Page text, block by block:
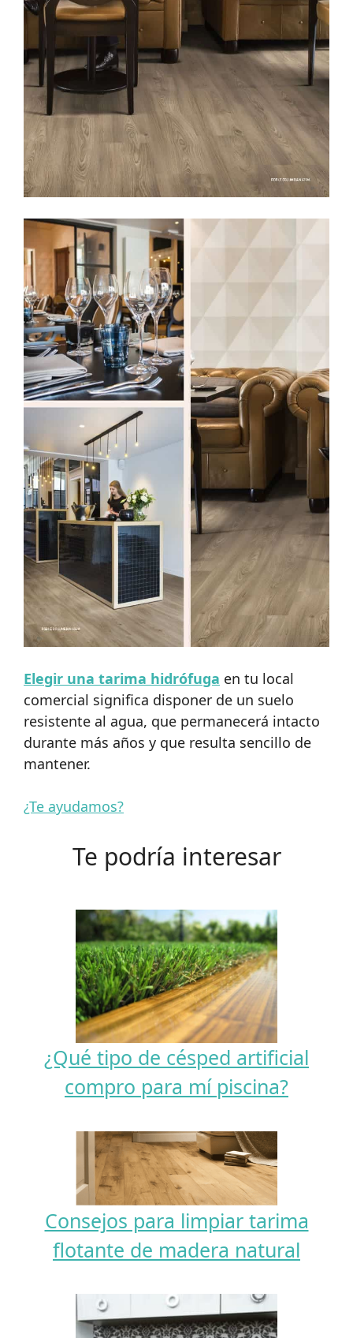
Elegir una tarima hidrófuga en tu local
comercial significa disponer de un suelo
resistente al agua, que permanecerá intacto
durante más años y que resulta sencillo de
mantener.
¿Te ayudamos?
Te podría interesar
¿Qué tipo de césped artificial
compro para mí piscina?
Consejos para limpiar tarima
flotante de madera natural